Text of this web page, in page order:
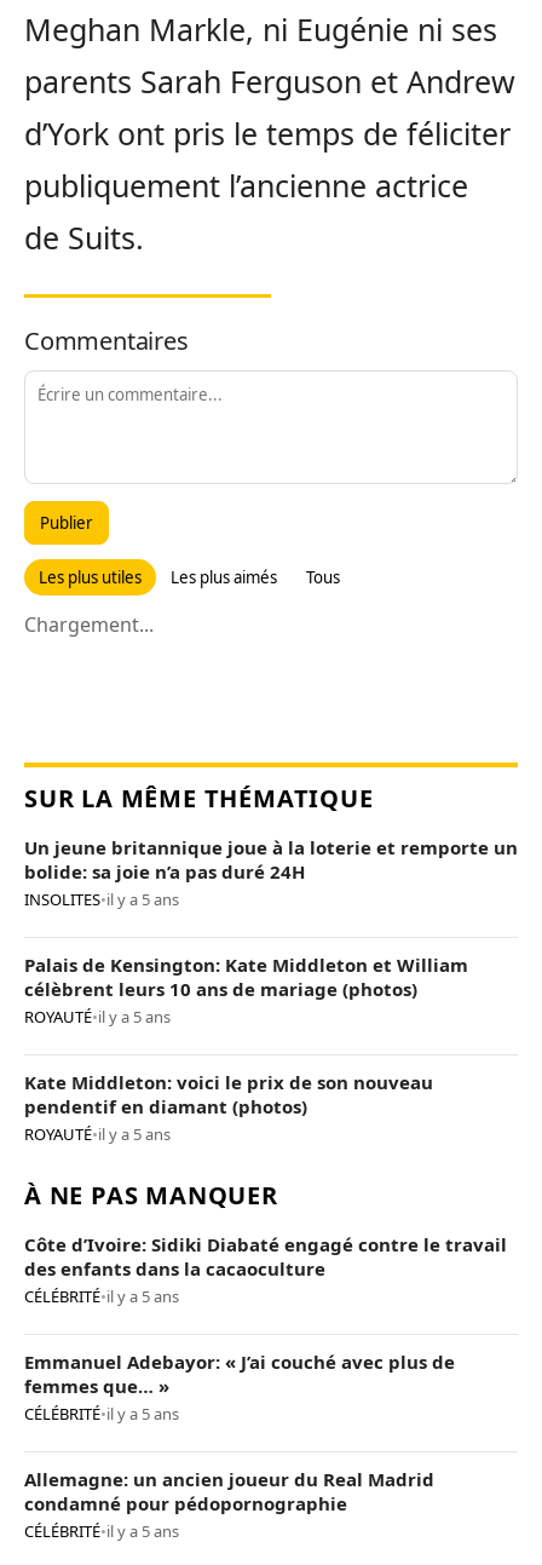
Meghan Markle, ni Eugénie ni ses
parents Sarah Ferguson et Andrew
d’York ont pris le temps de féliciter
publiquement l’ancienne actrice
de Suits.
Commentaires
Publier
Les plus utiles Les plus aimés Tous
Chargement...
SUR LA MÊME THÉMATIQUE
Un jeune britannique joue à la loterie et remporte un
bolide: sa joie n’a pas duré 24H
INSOLITES•il y a 5 ans
Palais de Kensington: Kate Middleton et William
célèbrent leurs 10 ans de mariage (photos)
ROYAUTÉ•il y a 5 ans
Kate Middleton: voici le prix de son nouveau
pendentif en diamant (photos)
ROYAUTÉ•il y a 5 ans
À NE PAS MANQUER
Côte d’Ivoire: Sidiki Diabaté engagé contre le travail
des enfants dans la cacaoculture
CÉLÉBRITÉ•il y a 5 ans
Emmanuel Adebayor: « J’ai couché avec plus de
femmes que… »
CÉLÉBRITÉ•il y a 5 ans
Allemagne: un ancien joueur du Real Madrid
condamné pour pédopornographie
CÉLÉBRITÉ•il y a 5 ans